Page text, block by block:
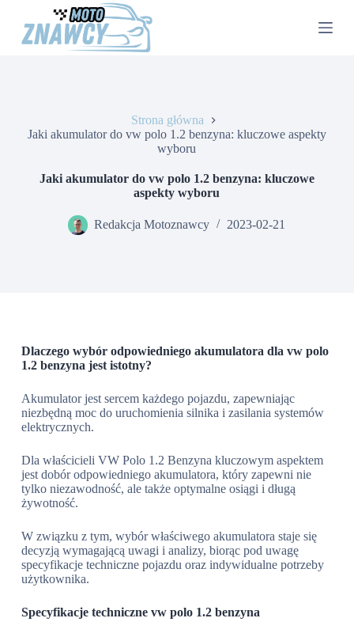
Strona główna
Jaki akumulator do vw polo 1.2 benzyna: kluczowe aspekty
wyboru
Jaki akumulator do vw polo 1.2 benzyna: kluczowe
aspekty wyboru
Redakcja Motoznawcy 2023-02-21
Dlaczego wybór odpowiedniego akumulatora dla vw polo
1.2 benzyna jest istotny?
Akumulator jest sercem każdego pojazdu, zapewniając
niezbędną moc do uruchomienia silnika i zasilania systemów
elektrycznych.
Dla właścicieli VW Polo 1.2 Benzyna kluczowym aspektem
jest dobór odpowiedniego akumulatora, który zapewni nie
tylko niezawodność, ale także optymalne osiągi i długą
żywotność.
W związku z tym, wybór właściwego akumulatora staje się
decyzją wymagającą uwagi i analizy, biorąc pod uwagę
specyfikacje techniczne pojazdu oraz indywidualne potrzeby
użytkownika.
Specyfikacje techniczne vw polo 1.2 benzyna